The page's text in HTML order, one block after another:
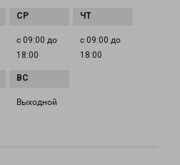
с 09:00 до
18:00
с 09:00 до
18:00
Выходной